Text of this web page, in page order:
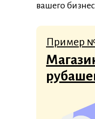
Пример
вашего